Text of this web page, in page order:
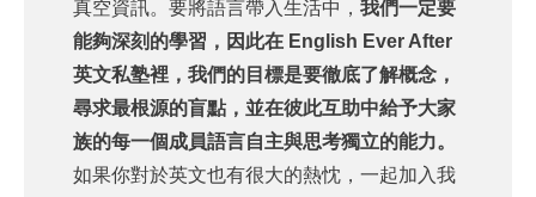
真空資訊。要將語言帶入生活中， 我們一定要
能夠深刻的學習，因此在 English Ever After
英文私塾裡，我們的目標是要徹底了解概念，
尋求最根源的盲點，並在彼此互助中給予大家
族的每一個成員語言自主與思考獨立的能力。
如果你對於英文也有很大的熱忱，一起加入我